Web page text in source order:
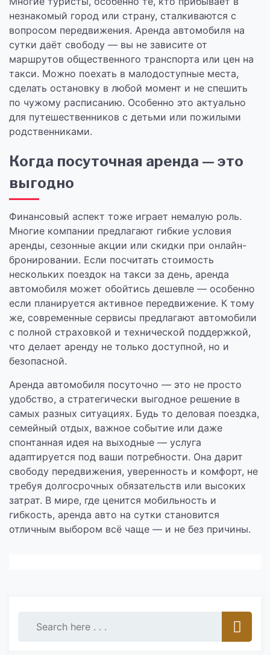
незнакомый город или страну, сталкиваются с
вопросом передвижения. Аренда автомобиля на
сутки даёт свободу — вы не зависите от
маршрутов общественного транспорта или цен на
такси. Можно поехать в малодоступные места,
сделать остановку в любой момент и не спешить
по чужому расписанию. Особенно это актуально
для путешественников с детьми или пожилыми
родственниками.
Когда посуточная аренда — это
выгодно
Финансовый аспект тоже играет немалую роль.
Многие компании предлагают гибкие условия
аренды, сезонные акции или скидки при онлайн-
бронировании. Если посчитать стоимость
нескольких поездок на такси за день, аренда
автомобиля может обойтись дешевле — особенно
если планируется активное передвижение. К тому
же, современные сервисы предлагают автомобили
с полной страховкой и технической поддержкой,
что делает аренду не только доступной, но и
безопасной.
Аренда автомобиля посуточно — это не просто
удобство, а стратегически выгодное решение в
самых разных ситуациях. Будь то деловая поездка,
семейный отдых, важное событие или даже
спонтанная идея на выходные — услуга
адаптируется под ваши потребности. Она дарит
свободу передвижения, уверенность и комфорт, не
требуя долгосрочных обязательств или высоких
затрат. В мире, где ценится мобильность и
гибкость, аренда авто на сутки становится
отличным выбором всё чаще — и не без причины.